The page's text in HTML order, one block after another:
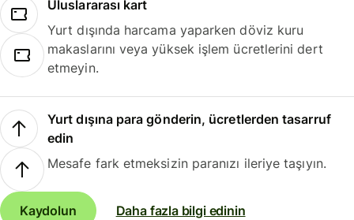
Uluslararası kart
Yurt dışında harcama yaparken döviz kuru
makaslarını veya yüksek işlem ücretlerini dert
etmeyin.
Yurt dışına para gönderin, ücretlerden tasarruf
edin
Mesafe fark etmeksizin paranızı ileriye taşıyın.
Kaydolun Daha fazla bilgi edinin